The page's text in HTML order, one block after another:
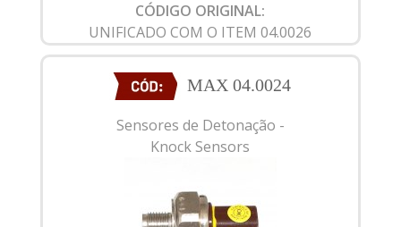
CÓDIGO ORIGINAL:
UNIFICADO COM O ITEM 04.0026
MAX 04.0024
Sensores de Detonação -
Knock Sensors